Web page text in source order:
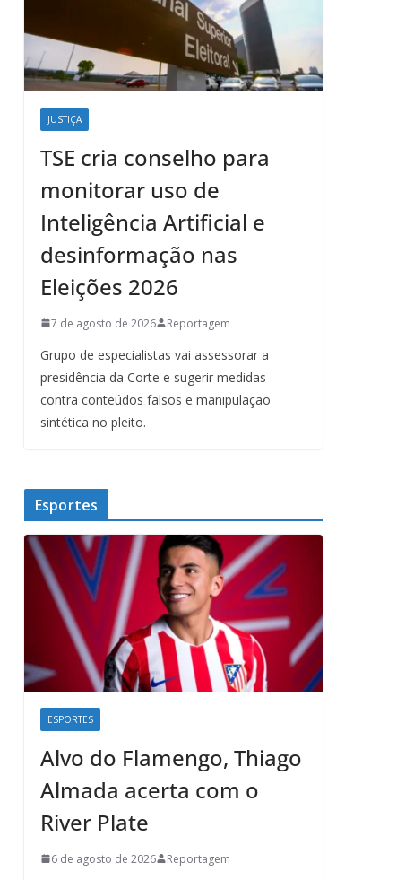
JUSTIÇA
TSE cria conselho para
monitorar uso de
Inteligência Artificial e
desinformação nas
Eleições 2026
7 de agosto de 2026 Reportagem
Grupo de especialistas vai assessorar a
presidência da Corte e sugerir medidas
contra conteúdos falsos e manipulação
sintética no pleito.
Esportes
ESPORTES
Alvo do Flamengo, Thiago
Almada acerta com o
River Plate
6 de agosto de 2026 Reportagem